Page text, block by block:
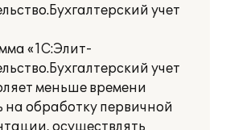
учет
«1С:Элит-
учет
меньше времени
на обработку первичной
осуществлять